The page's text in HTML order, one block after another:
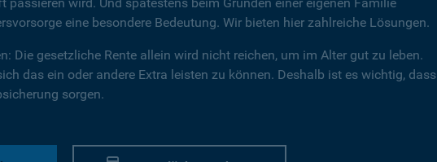
eine besondere Bedeutung. Wir bieten hier zahlreiche Lösungen.
Die gesetzliche Rente allein wird nicht reichen, um im Alter gut zu leben.
das ein oder andere Extra leisten zu können. Deshalb ist es wichtig, dass
sorgen.